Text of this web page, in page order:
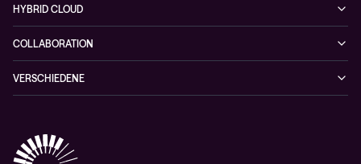
Videos
Whitepaper
Public
NIS-2 Quick Check
Wie Sie kein zufälliges Opfer einer Cyberattacke werden
Netzwerklösungen
HYBRID CLOUD
COLLABORATION
Cisco Webex
VERSCHIEDENE
RMA-Antrag